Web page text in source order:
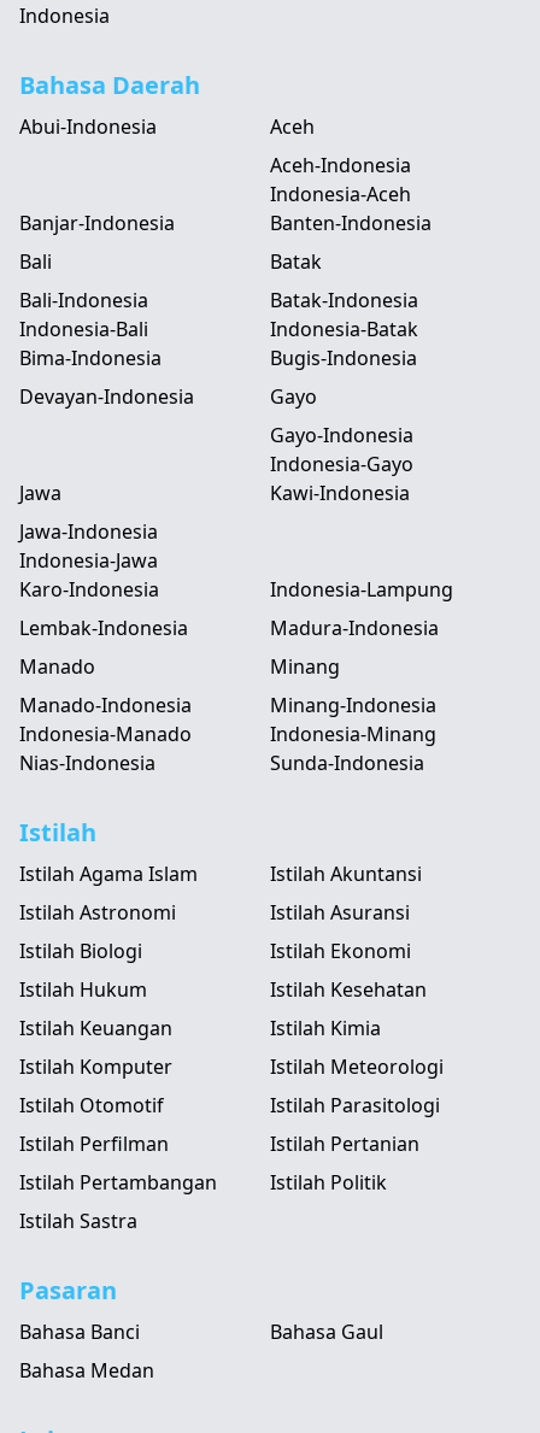
Indonesia
Bahasa Daerah
Abui-Indonesia
Aceh
Aceh-Indonesia
Indonesia-Aceh
Banjar-Indonesia
Banten-Indonesia
Bali
Bali-Indonesia
Indonesia-Bali
Batak
Batak-Indonesia
Indonesia-Batak
Bima-Indonesia
Bugis-Indonesia
Devayan-Indonesia
Gayo
Gayo-Indonesia
Indonesia-Gayo
Jawa
Jawa-Indonesia
Indonesia-Jawa
Kawi-Indonesia
Karo-Indonesia
Indonesia-Lampung
Lembak-Indonesia
Madura-Indonesia
Manado
Manado-Indonesia
Indonesia-Manado
Minang
Minang-Indonesia
Indonesia-Minang
Nias-Indonesia
Sunda-Indonesia
Istilah
Istilah Agama Islam
Istilah Akuntansi
Istilah Astronomi
Istilah Asuransi
Istilah Biologi
Istilah Ekonomi
Istilah Hukum
Istilah Kesehatan
Istilah Keuangan
Istilah Kimia
Istilah Komputer
Istilah Meteorologi
Istilah Otomotif
Istilah Parasitologi
Istilah Perfilman
Istilah Pertanian
Istilah Pertambangan
Istilah Politik
Istilah Sastra
Pasaran
Bahasa Banci
Bahasa Gaul
Bahasa Medan